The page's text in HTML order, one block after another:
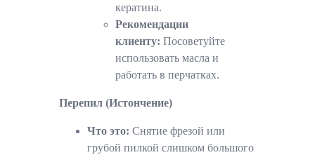
кератина.
Рекомендации
клиенту: Посоветуйте
использовать масла и
работать в перчатках.
Перепил (Истончение)
Что это: Снятие фрезой или
грубой пилкой слишком большого